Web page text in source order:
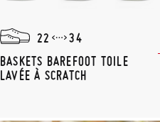
22
34
BASKETS BAREFOOT TOILE
LAVÉE À SCRATCH